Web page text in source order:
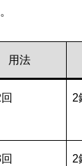
用法
2
2